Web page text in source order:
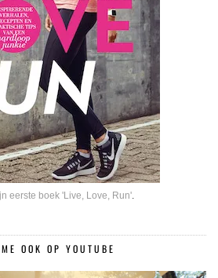
eerste boek 'Live, Love, Run'.
OOK OP YOUTUBE